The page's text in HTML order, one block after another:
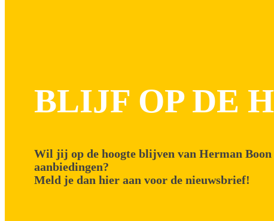
BLIJF OP DE
Wil jij op de hoogte blijven van Herman
aanbiedingen?
Meld je dan hier aan voor de nieuwsbrief!